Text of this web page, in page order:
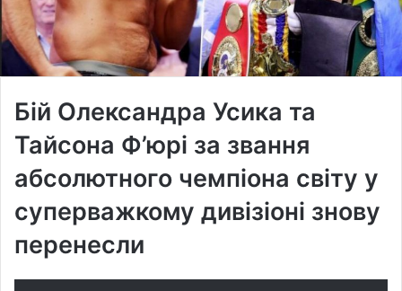
Бій Олександра Усика та
Тайсона Ф’юрі за звання
абсолютного чемпіона світу у
суперважкому дивізіоні знову
перенесли